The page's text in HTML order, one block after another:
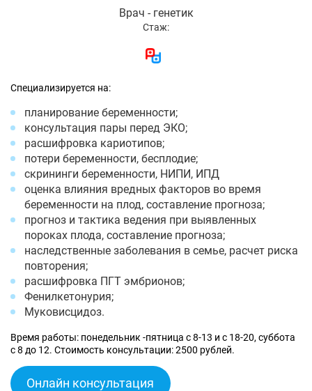
Врач - генетик
Стаж:
Специализируется на:
планирование беременности;
консультация пары перед ЭКО;
расшифровка кариотипов;
потери беременности, бесплодие;
скрининги беременности, НИПИ, ИПД
оценка влияния вредных факторов во время
беременности на плод, составление прогноза;
прогноз и тактика ведения при выявленных
пороках плода, составление прогноза;
наследственные заболевания в семье, расчет риска
повторения;
расшифровка ПГТ эмбрионов;
Фенилкетонурия;
Муковисцидоз.
Время работы: понедельник -пятница с 8-13 и с 18-20, суббота
с 8 до 12. Стоимость консультации: 2500 рублей.
Онлайн консультация